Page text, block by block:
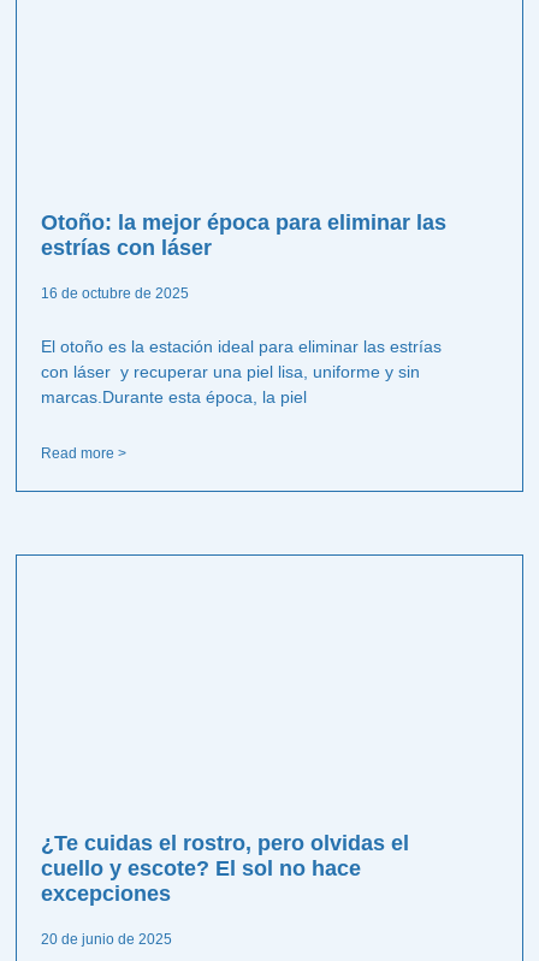
Otoño: la mejor época para eliminar las
estrías con láser
16 de octubre de 2025
El otoño es la estación ideal para eliminar las estrías
con láser y recuperar una piel lisa, uniforme y sin
marcas.Durante esta época, la piel
Read more >
¿Te cuidas el rostro, pero olvidas el
cuello y escote? El sol no hace
excepciones
20 de junio de 2025